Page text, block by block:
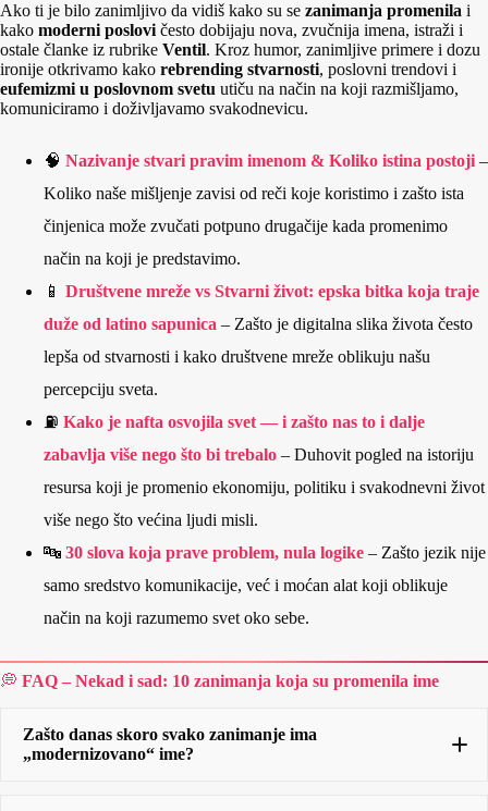
Ako ti je bilo zanimljivo da vidiš kako su se zanimanja promenila i
kako moderni poslovi često dobijaju nova, zvučnija imena, istraži i
ostale članke iz rubrike Ventil. Kroz humor, zanimljive primere i dozu
ironije otkrivamo kako rebrending stvarnosti, poslovni trendovi i
eufemizmi u poslovnom svetu utiču na način na koji razmišljamo,
komuniciramo i doživljavamo svakodnevicu.
🧠 Nazivanje stvari pravim imenom & Koliko istina postoji –
Koliko naše mišljenje zavisi od reči koje koristimo i zašto ista
činjenica može zvučati potpuno drugačije kada promenimo
način na koji je predstavimo.
📱 Društvene mreže vs Stvarni život: epska bitka koja traje
duže od latino sapunica – Zašto je digitalna slika života često
lepša od stvarnosti i kako društvene mreže oblikuju našu
percepciju sveta.
⛽ Kako je nafta osvojila svet — i zašto nas to i dalje
zabavlja više nego što bi trebalo – Duhovit pogled na istoriju
resursa koji je promenio ekonomiju, politiku i svakodnevni život
više nego što većina ljudi misli.
🔤 30 slova koja prave problem, nula logike – Zašto jezik nije
samo sredstvo komunikacije, već i moćan alat koji oblikuje
način na koji razumemo svet oko sebe.
💭 FAQ – Nekad i sad: 10 zanimanja koja su promenila ime
Zašto danas skoro svako zanimanje ima
„modernizovano“ ime?